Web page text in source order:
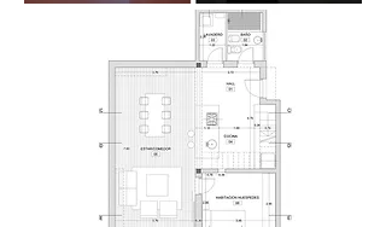
Agrega tu